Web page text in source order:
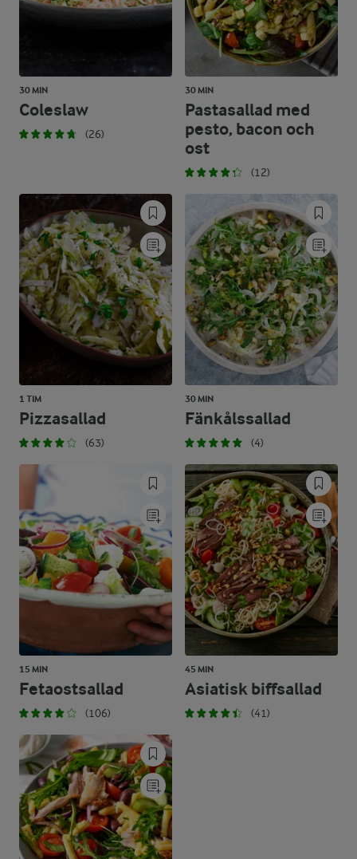
30 MIN
Coleslaw
(26)
30 MIN
Pastasallad med
pesto, bacon och
ost
(12)
1 TIM
Pizzasallad
(63)
30 MIN
Fänkålssallad
(4)
15 MIN
Fetaostsallad
(106)
45 MIN
Asiatisk biffsallad
(41)